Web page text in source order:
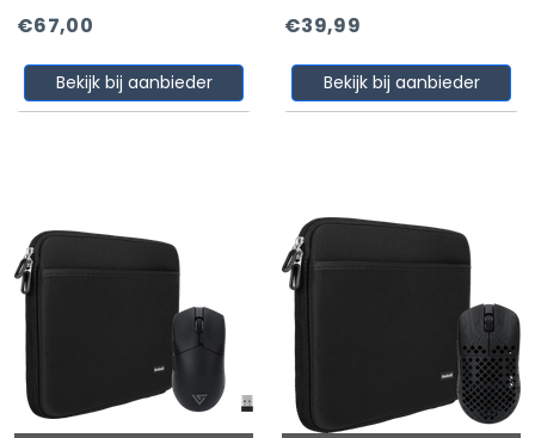
€67,00
Bekijk bij aanbieder
€39,99
Bekijk bij aanbieder